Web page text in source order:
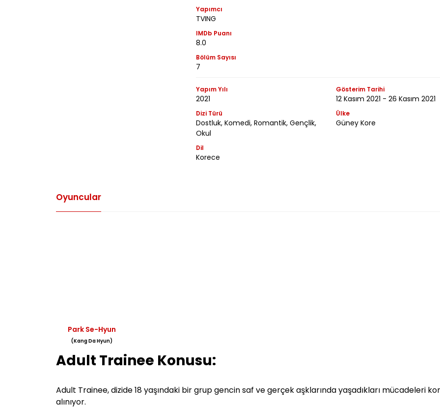
Yapımcı
TVING
IMDb Puanı
8.0
Bölüm Sayısı
7
Yapım Yılı
2021
Gösterim Tarihi
12 Kasım 2021 - 26 Kasım 2021
Dizi Türü
Dostluk, Komedi, Romantik, Gençlik,
Okul
Ülke
Güney Kore
Dil
Korece
Oyuncular
Park Se-Hyun
(Kang Da Hyun)
Adult Trainee Konusu:
Adult Trainee, dizide 18 yaşındaki bir grup gencin saf ve gerçek aşklarında yaşadıkları mücadeleri
alınıyor.